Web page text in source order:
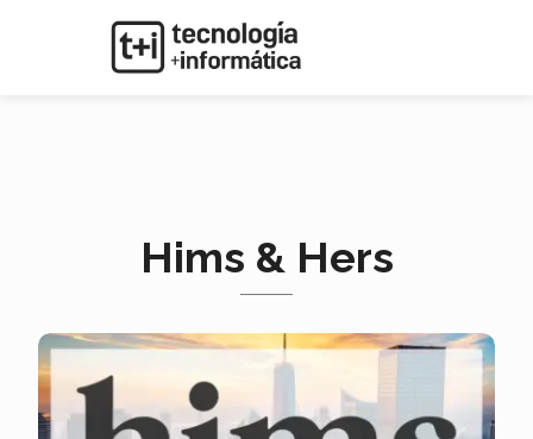
Hims & Hers